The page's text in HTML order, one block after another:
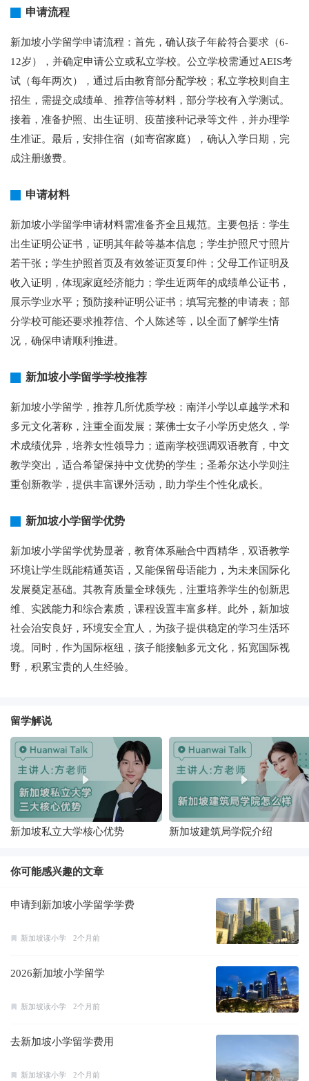
申请流程
新加坡小学留学申请流程：首先，确认孩子年龄符合要求（6-
12岁），并确定申请公立或私立学校。公立学校需通过AEIS考
试（每年两次），通过后由教育部分配学校；私立学校则自主
招生，需提交成绩单、推荐信等材料，部分学校有入学测试。
接着，准备护照、出生证明、疫苗接种记录等文件，并办理学
生准证。最后，安排住宿（如寄宿家庭），确认入学日期，完
成注册缴费。
申请材料
新加坡小学留学申请材料需准备齐全且规范。主要包括：学生
出生证明公证书，证明其年龄等基本信息；学生护照尺寸照片
若干张；学生护照首页及有效签证页复印件；父母工作证明及
收入证明，体现家庭经济能力；学生近两年的成绩单公证书，
展示学业水平；预防接种证明公证书；填写完整的申请表；部
分学校可能还要求推荐信、个人陈述等，以全面了解学生情
况，确保申请顺利推进。
新加坡小学留学学校推荐
新加坡小学留学，推荐几所优质学校：南洋小学以卓越学术和
多元文化著称，注重全面发展；莱佛士女子小学历史悠久，学
术成绩优异，培养女性领导力；道南学校强调双语教育，中文
教学突出，适合希望保持中文优势的学生；圣希尔达小学则注
重创新教学，提供丰富课外活动，助力学生个性化成长。
新加坡小学留学优势
新加坡小学留学优势显著，教育体系融合中西精华，双语教学
环境让学生既能精通英语，又能保留母语能力，为未来国际化
发展奠定基础。其教育质量全球领先，注重培养学生的创新思
维、实践能力和综合素质，课程设置丰富多样。此外，新加坡
社会治安良好，环境安全宜人，为孩子提供稳定的学习生活环
境。同时，作为国际枢纽，孩子能接触多元文化，拓宽国际视
野，积累宝贵的人生经验。
留学解说
新加坡私立大学核心优势 新加坡建筑局学院介绍
你可能感兴趣的文章
申请到新加坡小学留学学费
新加坡读小学 2个月前
2026新加坡小学留学
新加坡读小学 2个月前
去新加坡小学留学费用
新加坡读小学 2个月前